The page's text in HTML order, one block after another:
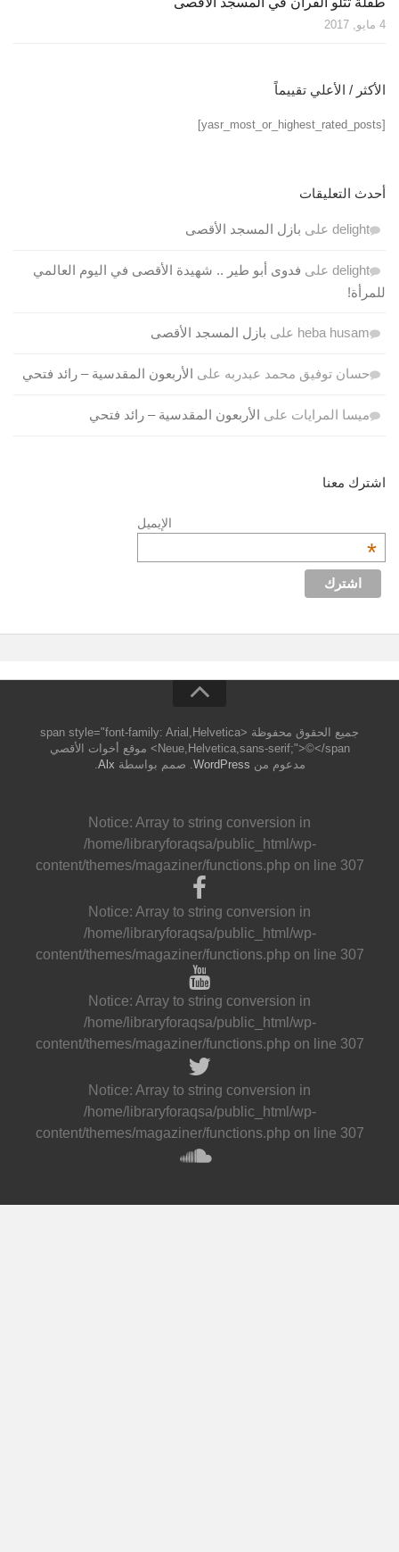
4 مايو, 2017
الأكثر / الأعلي تقييماً
[yasr_most_or_highest_rated_posts]
أحدث التعليقات
delight على بازل المسجد الأقصى
delight على فدوى أبو طير .. شهيدة الأقصى في اليوم العالمي
للمرأة!
heba husam على بازل المسجد الأقصى
حسان توفيق محمد عبدربه على الأربعون المقدسية – رائد فتحي
ميسا المرايات على الأربعون المقدسية – رائد فتحي
اشترك معنا
الإيميل
*
جميع الحقوق محفوظة <span style="font-family: Arial,Helvetica
Neue,Helvetica,sans-serif;">©</span> موقع أخوات الأقصي
مدعوم من WordPress. صمم بواسطة Alx
.
Notice: Array to string conversion in
/home/libraryforaqsa/public_html/wp-
content/themes/magaziner/functions.php on line 307
Notice: Array to string conversion in
/home/libraryforaqsa/public_html/wp-
content/themes/magaziner/functions.php on line 307
Notice: Array to string conversion in
/home/libraryforaqsa/public_html/wp-
content/themes/magaziner/functions.php on line 307
Notice: Array to string conversion in
/home/libraryforaqsa/public_html/wp-
content/themes/magaziner/functions.php on line 307